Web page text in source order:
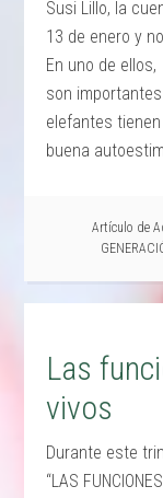
Susi Lillo, la
13 de enero y
En uno de
son
elefantes
buena
Artículo de
Las
vivos
Durante este
“LAS